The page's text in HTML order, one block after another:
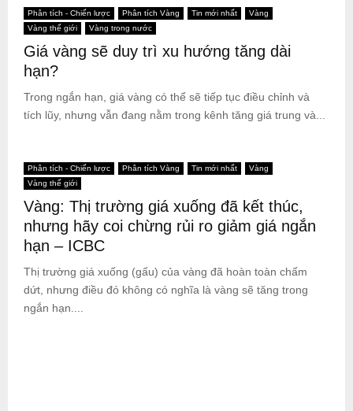
Phân tích - Chiến lược Phân tích Vàng Tin mới nhất
Vàng
Vàng thế giới
Vàng trong nước
Giá vàng sẽ duy trì xu hướng tăng dài
hạn?
Trong ngắn hạn, giá vàng có thể sẽ tiếp tục điều chỉnh và
tích lũy, nhưng vẫn đang nằm trong kênh tăng giá trung và...
Phân tích - Chiến lược Phân tích Vàng Tin mới nhất
Vàng
Vàng thế giới
Vàng: Thị trường giá xuống đã kết thúc,
nhưng hãy coi chừng rủi ro giảm giá ngắn
hạn – ICBC
Thị trường giá xuống (gấu) của vàng đã hoàn toàn chấm
dứt, nhưng điều đó không có nghĩa là vàng sẽ tăng trong
ngắn hạn....